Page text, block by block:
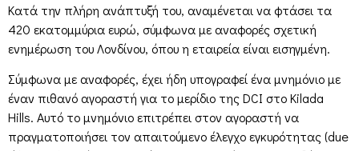
Κατά την πλήρη ανάπτυξή του, αναμένεται να φτάσει τα
420 εκατομμύρια ευρώ, σύμφωνα με αναφορές σχετική
ενημέρωση του Λονδίνου, όπου η εταιρεία είναι εισηγμένη.
Σύμφωνα με αναφορές, έχει ήδη υπογραφεί ένα μνημόνιο με
έναν πιθανό αγοραστή για το μερίδιο της DCI στο Kilada
Hills. Αυτό το μνημόνιο επιτρέπει στον αγοραστή να
πραγματοποιήσει τον απαιτούμενο έλεγχο εγκυρότητας (due